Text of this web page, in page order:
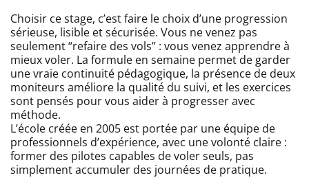
Choisir ce stage, c’est faire le choix d’une progression
sérieuse, lisible et sécurisée. Vous ne venez pas
seulement “refaire des vols” : vous venez apprendre à
mieux voler. La formule en semaine permet de garder
une vraie continuité pédagogique, la présence de deux
moniteurs améliore la qualité du suivi, et les exercices
sont pensés pour vous aider à progresser avec
méthode.
L’école créée en 2005 est portée par une équipe de
professionnels d’expérience, avec une volonté claire :
former des pilotes capables de voler seuls, pas
simplement accumuler des journées de pratique.